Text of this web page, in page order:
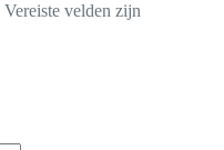
Vereiste velden zijn